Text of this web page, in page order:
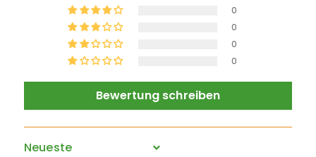
0
0
0
0
Bewertung schreiben